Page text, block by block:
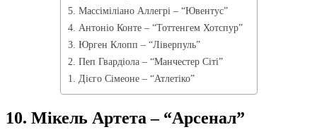
5. Массіміліано Аллегрі – “Ювентус”
4. Антоніо Конте – “Тоттенгем Хотспур”
3. Юрген Клопп – “Ліверпуль”
2. Пеп Гвардіола – “Манчестер Сіті”
1. Дієго Сімеоне – “Атлетіко”
10. Мікель Артета – “Арсенал”